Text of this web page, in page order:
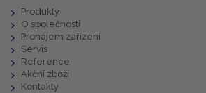
Produkty
O společnosti
Pronájem zařízení
Servis
Reference
Akční zboží
Kontakty